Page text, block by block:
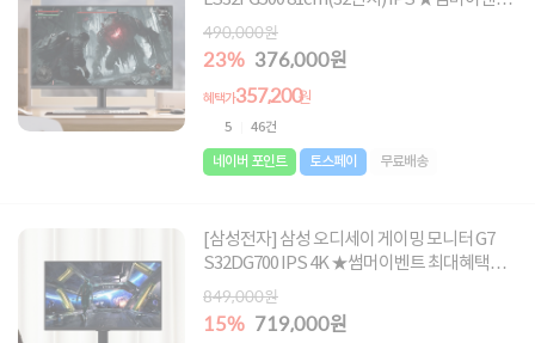
최대혜택가 357,200원★
490,000원
23% 376,000원
혜택가357,200원
5 46건
네이버 포인트 토스페이 무료배송
[삼성전자] 삼성 오디세이 게이밍 모니터 G7
S32DG700 IPS 4K ★썸머이벤트 최대혜택가
683,050원★
849,000원
15% 719,000원